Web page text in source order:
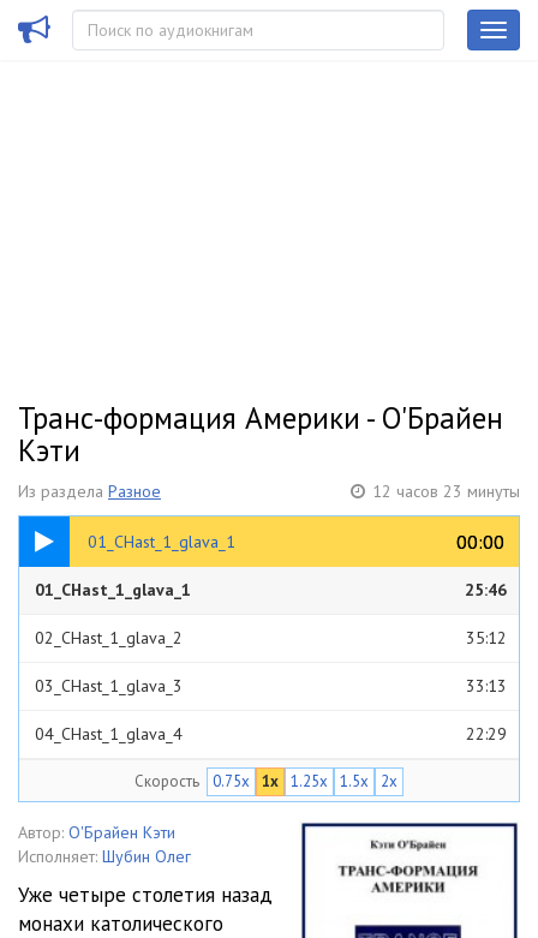
Транс-формация Америки - О'Брайен
Кэти
Из раздела Разное 12 часов 23 минуты
01_CHast_1_glava_1 00:00
00:00
25:46
01_CHast_1_glava_1 25:46
02_CHast_1_glava_2 35:12
03_CHast_1_glava_3 33:13
04_CHast_1_glava_4 22:29
06_CHast_2_glava_1 30:26
33:33
08_CHast_2_glava_3
Скорость 0.75x 1x 1.25x 1.5x 2x
Автор: О'Брайен Кэти
Исполняет: Шубин Олег
Уже четыре столетия назад
монахи католического